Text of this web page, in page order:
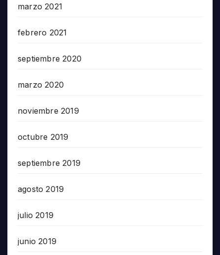
marzo 2021
febrero 2021
septiembre 2020
marzo 2020
noviembre 2019
octubre 2019
septiembre 2019
agosto 2019
julio 2019
junio 2019